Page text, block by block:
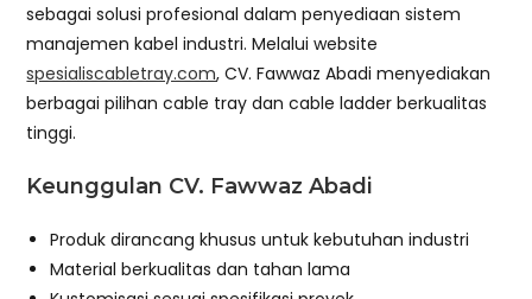
sebagai solusi profesional dalam penyediaan sistem
manajemen kabel industri. Melalui website
spesialiscabletray.com, CV. Fawwaz Abadi menyediakan
berbagai pilihan cable tray dan cable ladder berkualitas
tinggi.
Keunggulan CV. Fawwaz Abadi
Produk dirancang khusus untuk kebutuhan industri
Material berkualitas dan tahan lama